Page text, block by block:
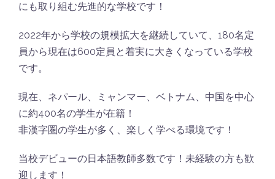
にも取り組む先進的な学校です！
2022年から学校の規模拡大を継続していて、180名定
員から現在は600定員と着実に大きくなっている学校
です。
現在、ネパール、ミャンマー、ベトナム、中国を中心
に約400名の学生が在籍！
非漢字圏の学生が多く、楽しく学べる環境です！
当校デビューの日本語教師多数です！未経験の方も歓
迎します！